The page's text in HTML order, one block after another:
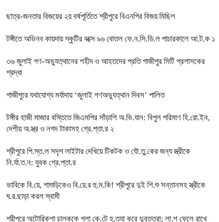
ছাত্র-জনতার বিজয়ের ২য় বর্ষপূর্তিতে শ্রীপুরে বিএনপির বিজয় মিছিল
টঙ্গীতে অভিনব কায়দায় স্কুটির বক্সে ৯৬ বোতল ফে.ন.সি.ডি.ল পাচারকালে আ.ট.ক ১
৩৬ জুলাই গণ-অভ্যুত্থানের শহীদ ও আহতদের প্রতি গাজীপুর সিটি প্রশাসকের
শ্রদ্ধা
গাজীপুরে যথাযোগ্য মর্যাদায় ‘জুলাই গণঅভ্যুত্থান দিবস’ পালিত
টঙ্গীর হাজী মাজার বস্তিতে জিএমপির সাঁড়াশি অ.ভি.যান: বিপুল পরিমাণ হি.রো.ইন,
দেশীয় অ.স্ত্র ও নগদ টাকাসহ গ্রে.প্তা.র ২
শ্রীপুরে পি.স্ত.ল সদৃশ লাইটার দেখিয়ে টিকটক ও যৌ.তু.কের জন্য স্ত্রীকে
নি.র্যা.ত.ন: যুবক গ্রে.প্তা.র
ভাবিকে বি.য়ে, শাশুড়িকেও বি.য়ে.র হু.ম.কি! শ্রীপুরে দুই শি.শু সন্তানসহ স্ত্রীকে
ঘ.র.ছাড়া করল স্বামী
শ্রীপুরে অটোরিকশা চালককে গলা কে.টে হ.ত্যা করে দুবৃত্তরা; লা.শ ফেলে রাখে